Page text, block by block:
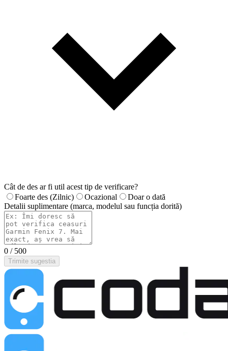
Cât de des ar fi util acest tip de verificare?
Foarte des (Zilnic)
Ocazional
Doar o dată
Detalii suplimentare (marca, modelul sau funcția dorită)
0 / 500
Trimite sugestia